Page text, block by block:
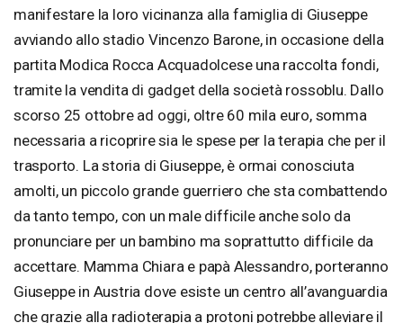
manifestare la loro vicinanza alla famiglia di Giuseppe
avviando allo stadio Vincenzo Barone, in occasione della
partita Modica Rocca Acquadolcese una raccolta fondi,
tramite la vendita di gadget della società rossoblu. Dallo
scorso 25 ottobre ad oggi, oltre 60 mila euro, somma
necessaria a ricoprire sia le spese per la terapia che per il
trasporto. La storia di Giuseppe, è ormai conosciuta
amolti, un piccolo grande guerriero che sta combattendo
da tanto tempo, con un male difficile anche solo da
pronunciare per un bambino ma soprattutto difficile da
accettare. Mamma Chiara e papà Alessandro, porteranno
Giuseppe in Austria dove esiste un centro all’avanguardia
che grazie alla radioterapia a protoni potrebbe alleviare il